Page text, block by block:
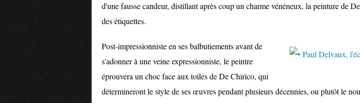
d'une fausse candeur, distillant après coup un charme vénéneux, la peinture de
des étiquettes.
Post-impressionniste en ses balbutiements avant de
s'adonner à une veine expressionniste, le peintre
éprouvera un choc face aux toiles de De Chirico, qui
détermineront le style de ses œuvres pendant plusieurs décennies, ou plutôt le